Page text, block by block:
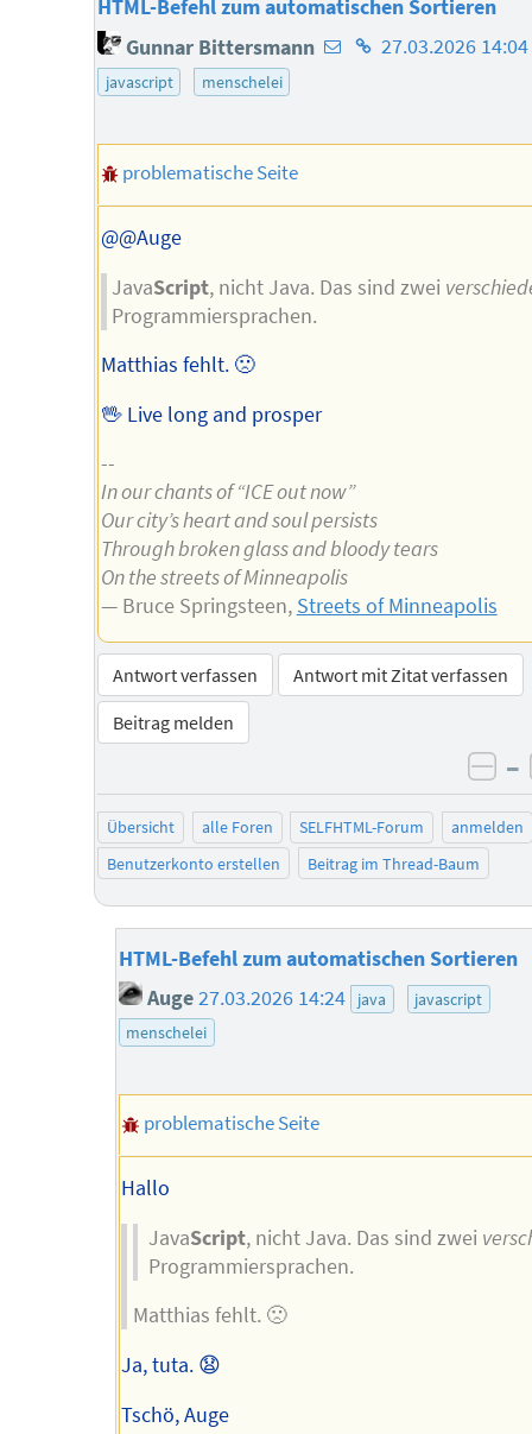
HTML-Befehl zum automatischen Sortieren
Gunnar Bittersmann E-
des
Homepage
27.03.2026 14:04
javascript menschelei
problematische Seite
@@Auge
JavaScript, nicht Java. Das sind zwei
Programmiersprachen.
Matthias fehlt. 🙁
🖖 Live long and prosper
--
In our chants of “ICE out now”
Our city’s heart and soul persists
Through broken glass and bloody tears
On the streets of Minneapolis
— Bruce Springsteen, Streets of Minneapolis
Antwort verfassen
Antwort mit Zitat verfassen
Beitrag melden
–
Übersicht alle Foren SELFHTML-Forum
anmelden
Benutzerkonto erstellen
Beitrag im Thread-Baum
HTML-Befehl zum automatischen Sortieren
Auge 27.03.2026 14:24 java
javascript
menschelei
problematische Seite
Hallo
JavaScript, nicht Java. Das sind zwei
Programmiersprachen.
Matthias fehlt. 🙁
Ja, tuta. 😧
Tschö, Auge